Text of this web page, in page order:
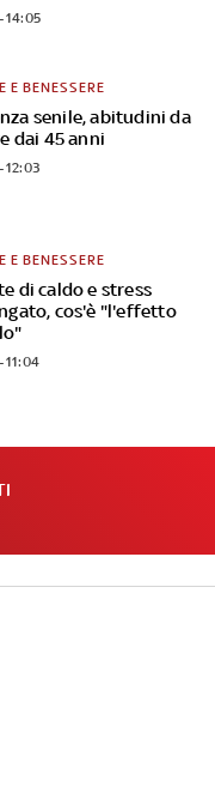
14:05
senile, abitudini da
dai 45 anni
E BENESSERE
12:03
di caldo e stress
cos'è "l'effetto
E BENESSERE
11:04